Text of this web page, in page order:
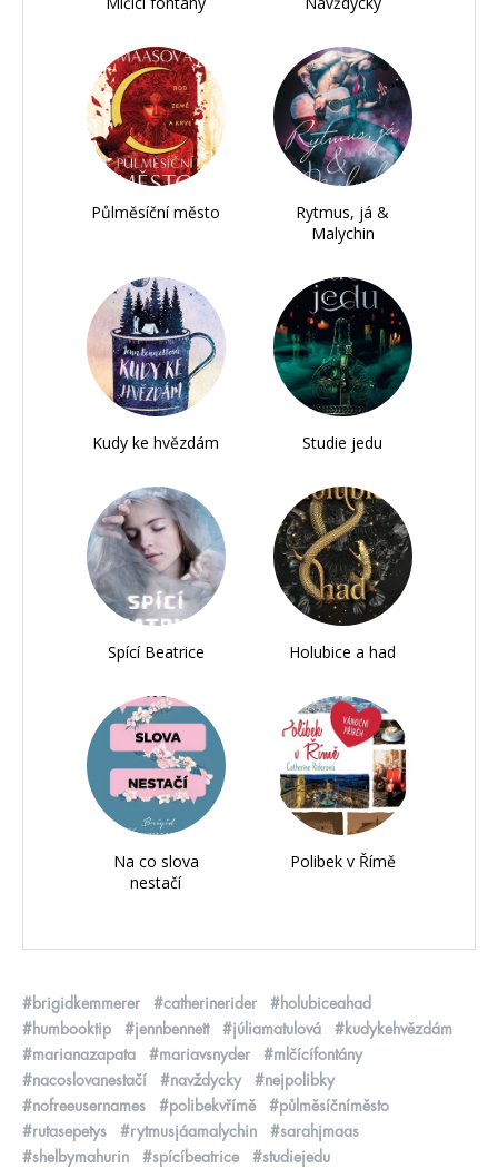
Půlměsíční město
Rytmus, já &
Malychin
Kudy ke hvězdám Studie jedu
Spící Beatrice Holubice a had
Na co slova
nestačí
Polibek v Římě
#brigidkemmerer #catherinerider
#holubiceahad
#humbooktip
#jennbennett #júliamatulová
#kudykehvězdám
#marianazapata
#mariavsnyder
#mlčícífontány
#nacoslovanestačí
#navždycky
#nejpolibky
#nofreeusernames
#polibekvřímě
#půlměsíčníměsto
#rutasepetys
#rytmusjáamalychin
#sarahjmaas
#shelbymahurin
#spícíbeatrice #studiejedu